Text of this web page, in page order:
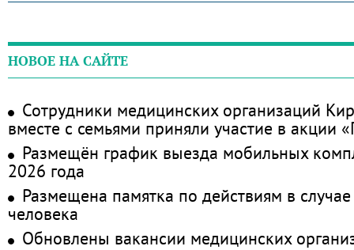
НОВОЕ НА САЙТЕ
Сотрудники медицинских организаций
вместе с семьями приняли участие в акции
Размещён график выезда мобильных
2026 года
Размещена памятка по действиям в
человека
Обновлены вакансии медицинских